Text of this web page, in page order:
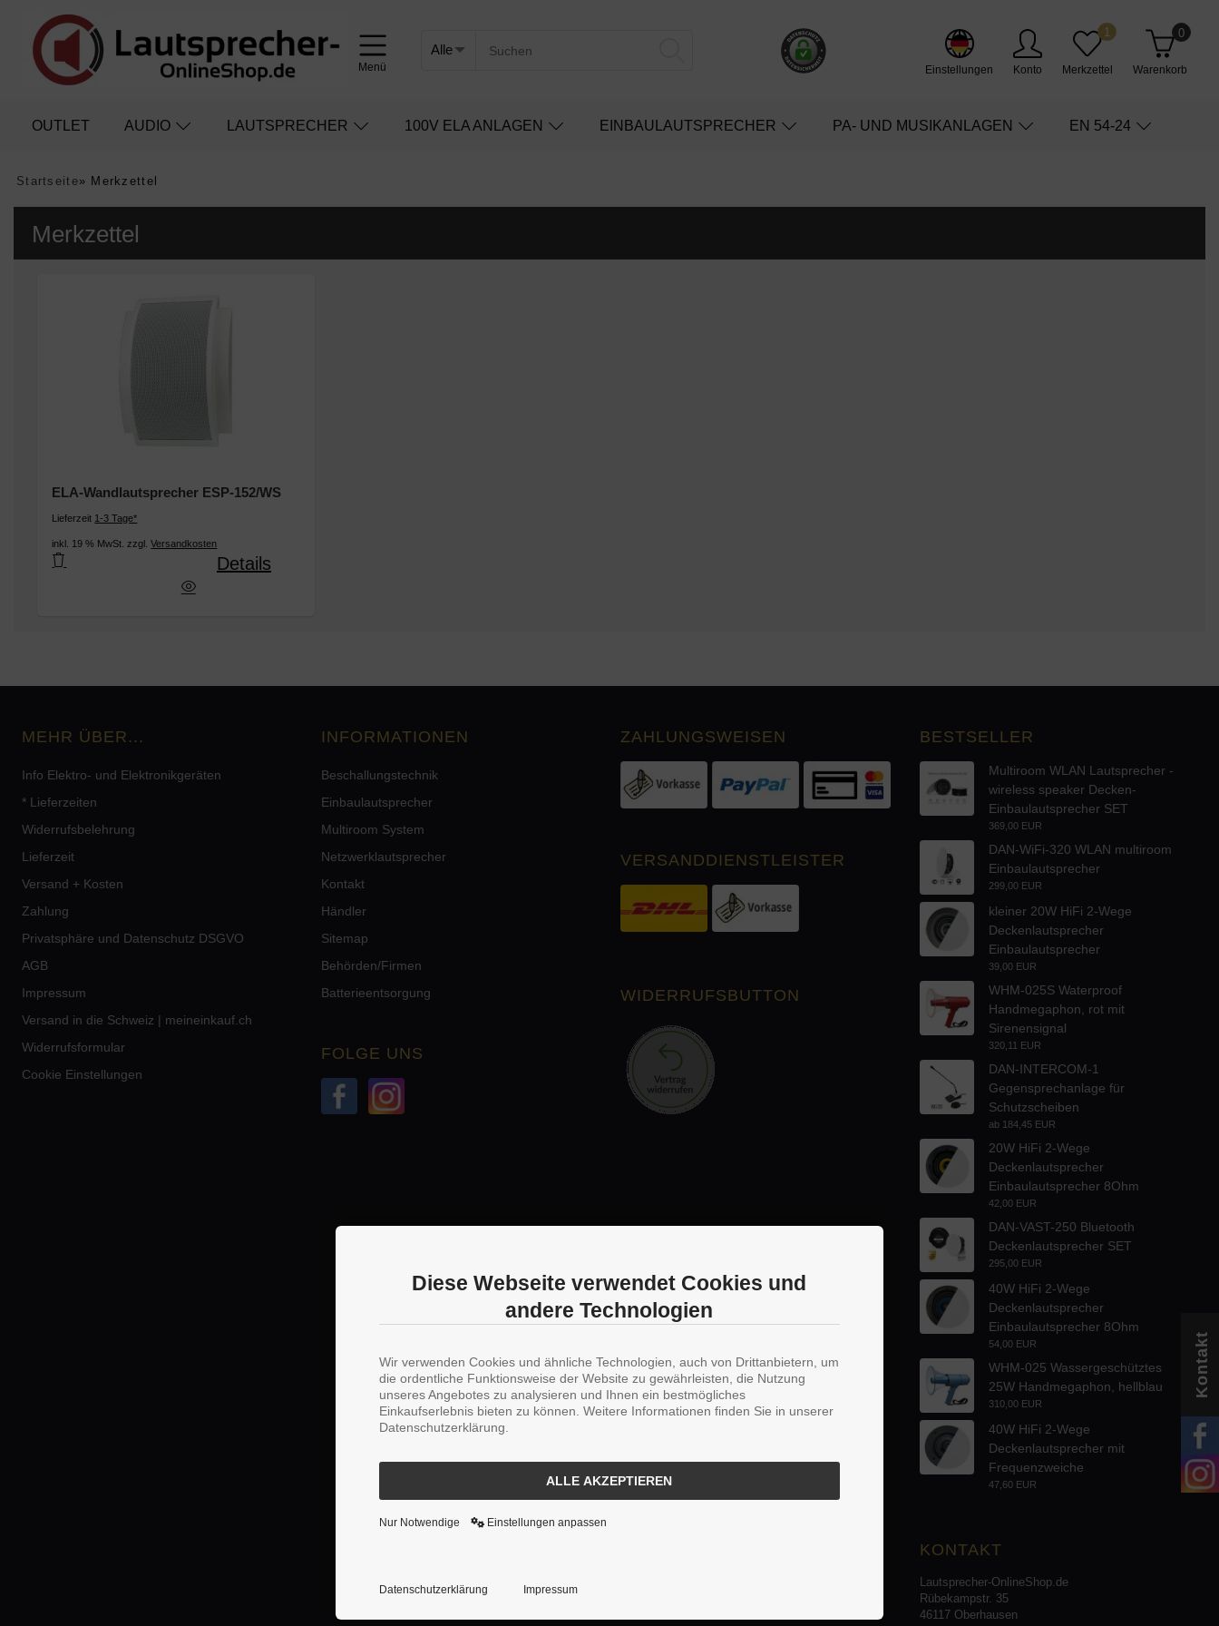
Menü Einstellungen Konto Merkzettel
1
Warenkorb
0
OUTLET AUDIO LAUTSPRECHER 100V ELA ANLAGEN EINBAULAUTSPRECHER PA- UND MUSIKANLAGEN EN 54-24
Startseite» Merkzettel
Merkzettel
ELA-Wandlautsprecher ESP-152/WS
Lieferzeit 1-3 Tage*
inkl. 19 % MwSt. zzgl.Versandkosten
ELA-Wandlautsprecher ESP-152/WS
Details
MEHR ÜBER...
Info Elektro- und Elektronikgeräten
* Lieferzeiten
Widerrufsbelehrung
Lieferzeit
Versand + Kosten
Zahlung
Privatsphäre und Datenschutz DSGVO
AGB
Impressum
Versand in die Schweiz | meineinkauf.ch
Widerrufsformular
Cookie Einstellungen
INFORMATIONEN
Beschallungstechnik
Einbaulautsprecher
Multiroom System
Netzwerklautsprecher
Kontakt
Händler
Sitemap
Behörden/Firmen
Batterieentsorgung
FOLGE UNS
Kontakt
ZAHLUNGSWEISEN
VERSANDDIENSTLEISTER
WIDERRUFSBUTTON
BESTSELLER
Multiroom WLAN Lautsprecher -
wireless speaker Decken-
Einbaulautsprecher SET
369,00 EUR
DAN-WiFi-320 WLAN multiroom
Einbaulautsprecher
299,00 EUR
kleiner 20W HiFi 2-Wege
Deckenlautsprecher
Einbaulautsprecher
39,00 EUR
WHM-025S Waterproof
Handmegaphon, rot mit
Sirenensignal
320,11 EUR
DAN-INTERCOM-1
Gegensprechanlage für
Schutzscheiben
ab 184,45 EUR
20W HiFi 2-Wege
Deckenlautsprecher
Einbaulautsprecher 8Ohm
42,00 EUR
DAN-VAST-250 Bluetooth
Deckenlautsprecher SET
295,00 EUR
40W HiFi 2-Wege
Deckenlautsprecher
Einbaulautsprecher 8Ohm
54,00 EUR
WHM-025 Wassergeschütztes
25W Handmegaphon, hellblau
310,00 EUR
40W HiFi 2-Wege
Deckenlautsprecher mit
Frequenzweiche
47,60 EUR
KONTAKT
Lautsprecher-OnlineShop.de
Rübekampstr. 35
46117 Oberhausen
Diese Webseite verwendet Cookies und
andere Technologien
Wir verwenden Cookies und ähnliche Technologien, auch von Drittanbietern, um
die ordentliche Funktionsweise der Website zu gewährleisten, die Nutzung
unseres Angebotes zu analysieren und Ihnen ein bestmögliches
Einkaufserlebnis bieten zu können. Weitere Informationen finden Sie in unserer
Datenschutzerklärung.
ALLE AKZEPTIEREN
Nur Notwendige Einstellungen anpassen
Datenschutzerklärung Impressum